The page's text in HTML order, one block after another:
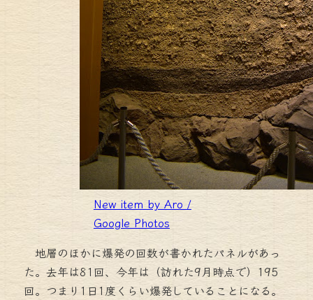
New item by Aro /
Google Photos
地層のほかに爆発の回数が書かれたパネルがあっ
た。去年は81回、今年は（訪れた9月時点で）195
回。つまり1日1度くらい爆発していることになる。